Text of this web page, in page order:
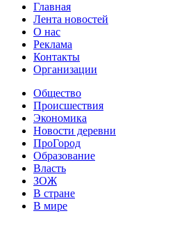
Главная
Лента новостей
О нас
Реклама
Контакты
Организации
Общество
Происшествия
Экономика
Новости деревни
ПроГород
Образование
Власть
ЗОЖ
В стране
В мире